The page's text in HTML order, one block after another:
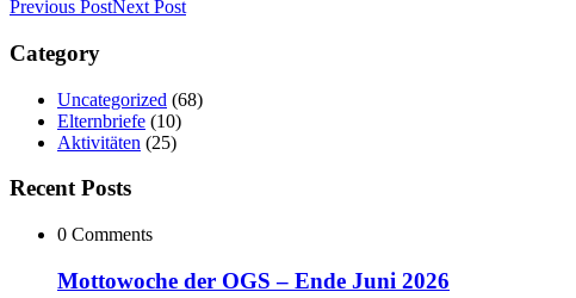
Previous PostNext Post
Category
Uncategorized (68)
Elternbriefe (10)
Aktivitäten (25)
Recent Posts
0 Comments
Mottowoche der OGS – Ende Juni 2026